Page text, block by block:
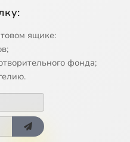
ящике:
фонда;